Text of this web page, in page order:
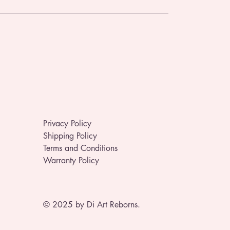
Privacy Policy
Shipping Policy
Terms and Conditions
Warranty Policy
© 2025 by Di Art Reborns.